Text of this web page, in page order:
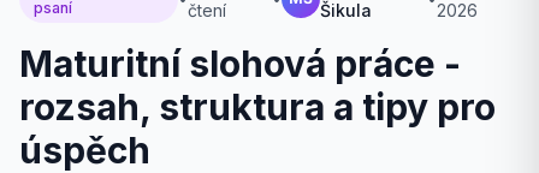
psaní
čtení
Šikula
2026
Maturitní slohová práce -
rozsah, struktura a tipy pro
úspěch